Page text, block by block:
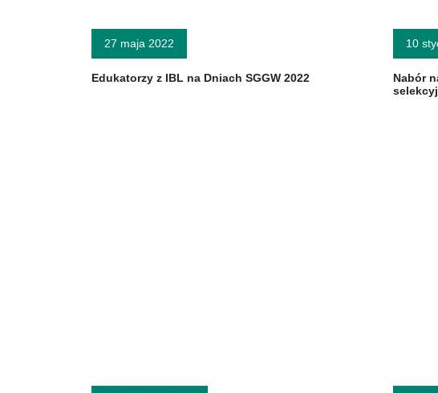
27 maja 2022
Edukatorzy z IBL na Dniach SGGW 2022
10
Nabór